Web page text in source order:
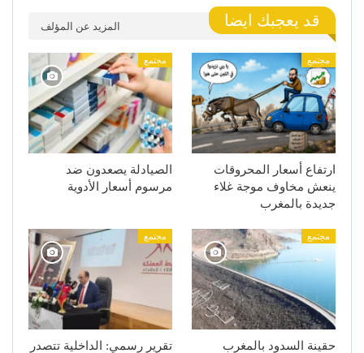
قد يعجبك ايضا المزيد عن المؤلف
مجتمع
ارتفاع أسعار المحروقات
ينعش مخاوف موجة غلاء
جديدة بالمغرب
مجتمع
الصيادلة يصعدون ضد
مرسوم أسعار الأدوية
مجتمع
حقينة السدود بالمغرب
مجتمع
تقرير رسمي: الداخلية تتصدر